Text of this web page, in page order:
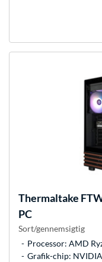
Thermaltake
PC
Sort/gennemsigtig
Processor: AMD
Grafik-chip: